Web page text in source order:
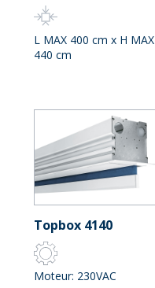
L MAX 400 cm x H MAX
440 cm
Topbox 4140
Moteur: 230VAC